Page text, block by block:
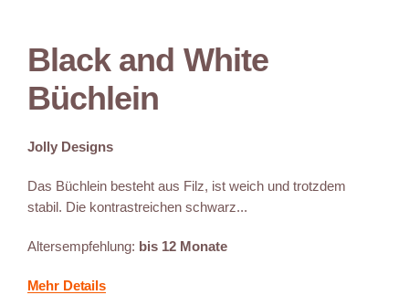
Black and White
Büchlein
Jolly Designs
Das Büchlein besteht aus Filz, ist weich und trotzdem
stabil. Die kontrastreichen schwarz...
Altersempfehlung: bis 12 Monate
Mehr Details